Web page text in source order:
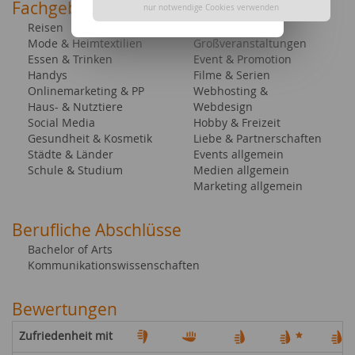
nur notwendige Cookies verwenden
Fachgebiete bei content.de
Reisen
Mode & Heimtextilien
Essen & Trinken
Handys
Onlinemarketing & PP
Haus- & Nutztiere
Social Media
Gesundheit & Kosmetik
Städte & Länder
Schule & Studium
Großveranstaltungen
Event & Promotion
Filme & Serien
Webhosting &
Webdesign
Hobby & Freizeit
Liebe & Partnerschaften
Events allgemein
Medien allgemein
Marketing allgemein
Berufliche Abschlüsse
Bachelor of Arts
Kommunikationswissenschaften
Bewertungen
Zufriedenheit mit